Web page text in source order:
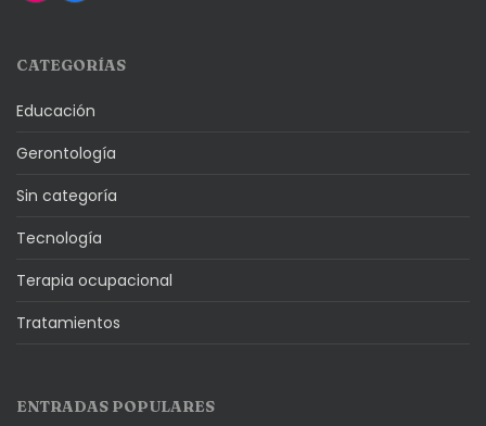
CATEGORÍAS
Educación
Gerontología
Sin categoría
Tecnología
Terapia ocupacional
Tratamientos
ENTRADAS POPULARES